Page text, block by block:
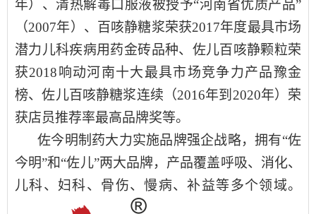
年）、 清热解毒口服液被授予“河南省优质产品”
（2007年）、
百咳静糖浆荣获2017年度最具市场
潜力儿科疾病用药金砖品种、 佐儿百咳静颗粒荣
获2018响动河南十大最具市场竞争力产品豫金
榜、佐儿百咳静糖浆连续（2016年到 2020年）荣
获店员推荐率最高品牌奖等。
佐今明制药大力实施品牌强企战略，拥有“佐
今明”和“佐儿”两大品牌，产品覆盖呼吸、消化、
儿科、妇科、骨伤、慢病、补益等多个领域。